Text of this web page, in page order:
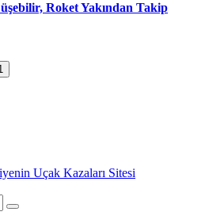
Roket Yakından Takip